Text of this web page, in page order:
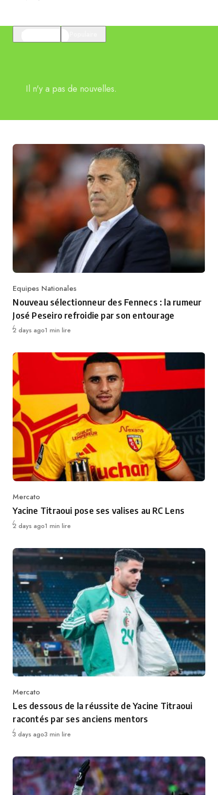
Il n'y a pas de nouvelles.
Category
Equipes Nationales
Nouveau sélectionneur des Fennecs : la rumeur
José Peseiro refroidie par son entourage
Publié
2 days ago1 min lire
Category
Mercato
Yacine Titraoui pose ses valises au RC Lens
Publié
2 days ago1 min lire
Category
Mercato
Les dessous de la réussite de Yacine Titraoui
racontés par ses anciens mentors
Publié
3 days ago3 min lire